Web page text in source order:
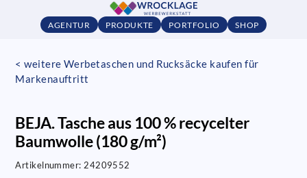
AGENTUR PRODUKTE PORTFOLIO SHOP
< weitere Werbetaschen und Rucksäcke kaufen für
Markenauftritt
BEJA. Tasche aus 100 % recycelter
Baumwolle (180 g/m²)
Artikelnummer: 24209552